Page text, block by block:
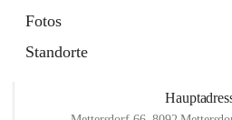
Fotos
Standorte